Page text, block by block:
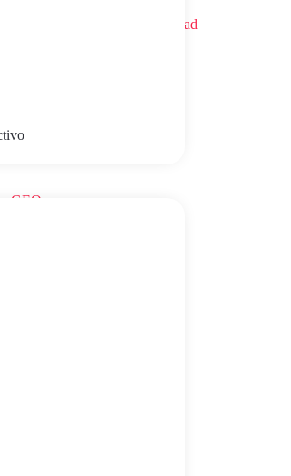
Esquema Nacional de Seguridad
GEO